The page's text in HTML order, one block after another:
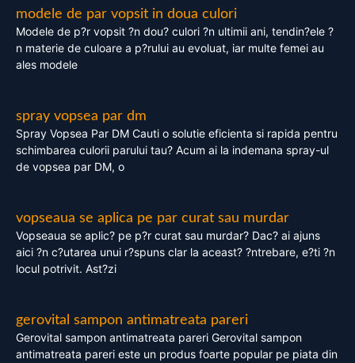
modele de par vopsit in doua culori
Modele de p?r vopsit ?n dou? culori ?n ultimii ani, tendin?ele ?
n materie de culoare a p?rului au evoluat, iar multe femei au
ales modele
spray vopsea par dm
Spray Vopsea Par DM Cauti o solutie eficienta si rapida pentru
schimbarea culorii parului tau? Acum ai la indemana spray-ul
de vopsea par DM, o
vopseaua se aplica pe par curat sau murdar
Vopseaua se aplic? pe p?r curat sau murdar? Dac? ai ajuns
aici ?n c?utarea unui r?spuns clar la aceast? ?ntrebare, e?ti ?n
locul potrivit. Ast?zi
gerovital sampon antimatreata pareri
Gerovital sampon antimatreata pareri Gerovital sampon
antimatreata pareri este un produs foarte popular pe piata din